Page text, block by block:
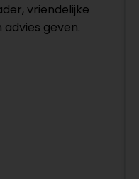
vriendelijke
geven.